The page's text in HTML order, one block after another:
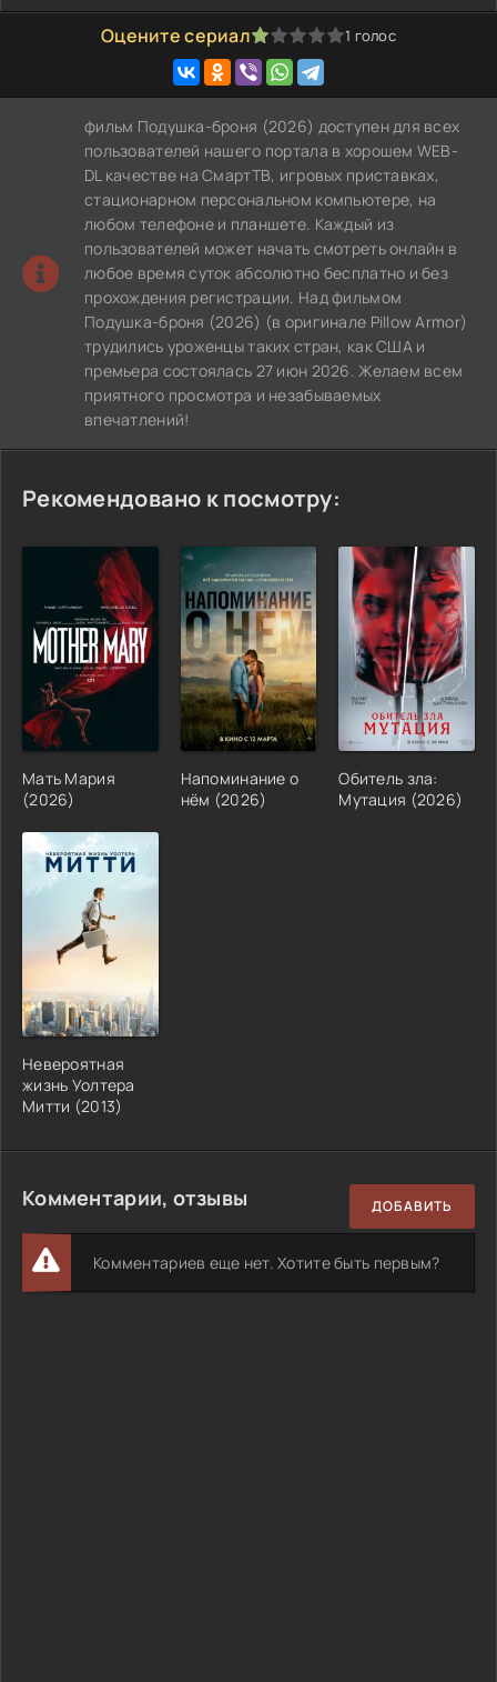
Оцените сериал
1 2 3 4 5 1 голос
фильм Подушка-броня (2026) доступен для всех
пользователей нашего портала в хорошем WEB-
DL качестве на СмартТВ, игровых приставках,
стационарном персональном компьютере, на
любом телефоне и планшете. Каждый из
пользователей может начать смотреть онлайн в
любое время суток абсолютно бесплатно и без
прохождения регистрации. Над фильмом
Подушка-броня (2026) (в оригинале Pillow Armor)
трудились уроженцы таких стран, как США и
премьера состоялась 27 июн 2026. Желаем всем
приятного просмотра и незабываемых
впечатлений!
Рекомендовано к посмотру:
Мать Мария
(2026)
Напоминание о
нём (2026)
Обитель зла:
Мутация (2026)
Невероятная
жизнь Уолтера
Митти (2013)
Комментарии, отзывы ДОБАВИТЬ
Комментариев еще нет. Хотите быть первым?